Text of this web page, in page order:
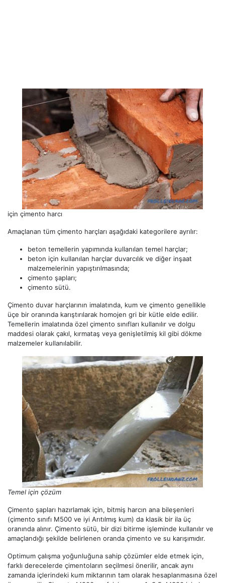
için çimento harcı
Amaçlanan tüm çimento harçları aşağıdaki kategorilere ayrılır:
beton temellerin yapımında kullanılan temel harçlar;
beton için kullanılan harçlar duvarcılık ve diğer inşaat
malzemelerinin yapıştırılmasında;
çimento şapları;
çimento sütü.
Çimento duvar harçlarının imalatında, kum ve çimento genellikle
üçe bir oranında karıştırılarak homojen gri bir kütle elde edilir.
Temellerin imalatında özel çimento sınıfları kullanılır ve dolgu
maddesi olarak çakıl, kırmataş veya genişletilmiş kil gibi dökme
malzemeler kullanılabilir.
Temel için çözüm
Çimento şapları hazırlamak için, bitmiş harcın ana bileşenleri
(çimento sınıfı M500 ve iyi Arıtılmış kum) da klasik bir ila üç
oranında alınır. Çimento sütü, bir dizi bitirme işleminde kullanılır ve
amaçlandığı şekilde belirlenen oranda çimento ve su karışımıdır.
Optimum çalışma yoğunluğuna sahip çözümler elde etmek için,
farklı derecelerde çimentoların seçilmesi önerilir, ancak aynı
zamanda içlerindeki kum miktarının tam olarak hesaplanmasına özel